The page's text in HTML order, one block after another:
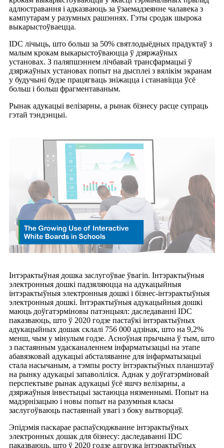
адлюстравання і адказваюць за ўзаемадзеянне чалавека з
кампутарам у разумных рашэннях. Гэты сродак шырока
выкарыстоўваецца.
IDC лічыць, што больш за 50% святлодыёдных прадуктаў з
малым крокам выкарыстоўваюцца ў дзяржаўных
установах. З паляпшэннем лічбавай трансфармацыі ў
дзяржаўных установах попыт на дысплеі з вялікім экранам
у будучыні будзе працягваць зніжацца і станавіцца ўсё
больш і больш фрагментаваным.
Рынак адукацыі велізарны, а рынак бізнесу расце супраць
гэтай тэндэнцыі.
Інтэрактыўная дошка заслугоўвае ўвагіn. Інтэрактыўныя
электронныя дошкі падзяляюцца на адукацыйныя
інтэрактыўныя электронныя дошкі і бізнес-інтэрактыўныя
электронныя дошкі. Інтэрактыўныя адукацыйныя дошкі
маюць доўгатэрміновы патэнцыял: даследаванні IDC
паказваюць, што ў 2020 годзе пастаўкі інтэрактыўных
адукацыйных дошак склалі 756 000 адзінак, што на 9,2%
менш, чым у мінулым годзе. Асноўная прычына ў тым, што
з пастаянным удасканаленнем інфарматызацыі на этапе
абавязковай адукацыі абсталяванне для інфарматызацыі
стала насычаным, а тэмпы росту інтэрактыўных планшэтаў
на рынку адукацыі запаволіліся. Аднак у доўгатэрміновай
перспектыве рынак адукацыі ўсё яшчэ велізарны, а
дзяржаўныя інвестыцыі застаюцца нязменнымі. Попыт на
мадэрнізацыю і новы попыт на разумныя класы
заслугоўваюць пастаяннай увагі з боку вытворцаў.
Эпідэмія паскарае распаўсюджванне інтэрактыўных
электронных дошак для бізнесу: даследаванні IDC
паказваюць, што ў 2020 годзе адгрузка інтэрактыўных